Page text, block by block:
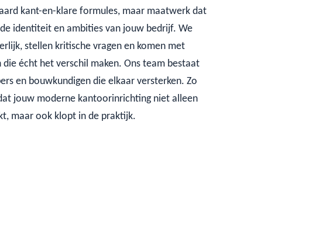
kant-en-klare formules, maar maatwerk dat
identiteit en ambities van jouw bedrijf. We
stellen kritische vragen en komen met
die écht het verschil maken. Ons team bestaat
en bouwkundigen die elkaar versterken. Zo
jouw moderne kantoorinrichting niet alleen
maar ook klopt in de praktijk.